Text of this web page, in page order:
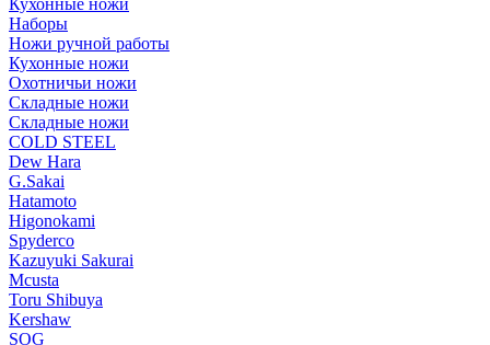
Кухонные ножи
Наборы
Ножи ручной работы
Кухонные ножи
Охотничьи ножи
Складные ножи
Складные ножи
COLD STEEL
Dew Hara
G.Sakai
Hatamoto
Higonokami
Spyderco
Kazuyuki Sakurai
Mcusta
Toru Shibuya
Kershaw
SOG